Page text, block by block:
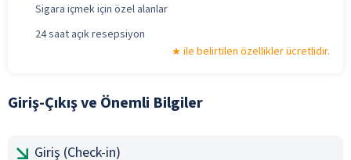
Sigara içmek için özel alanlar
24 saat açık resepsiyon
ile belirtilen özellikler ücretlidir.
Giriş-Çıkış ve Önemli Bilgiler
Giriş (Check-in)